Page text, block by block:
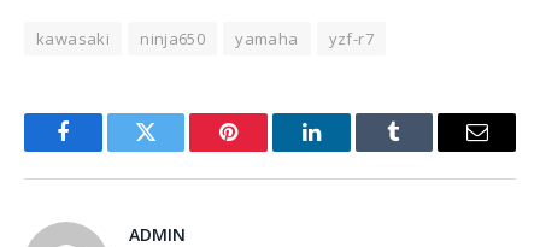
kawasaki ninja650 yamaha yzf-r7
FacebookTwitter Pinterest LinkedInTumblr Email
ADMIN